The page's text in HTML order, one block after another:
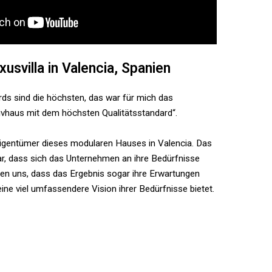
in Valencia, Spanien
sind die höchsten, das war für mich das
mit dem höchsten Qualitätsstandard“.
dieses modularen Hauses in Valencia. Das
dass sich das Unternehmen an ihre Bedürfnisse
uns, dass das Ergebnis sogar ihre Erwartungen
viel umfassendere Vision ihrer Bedürfnisse bietet.